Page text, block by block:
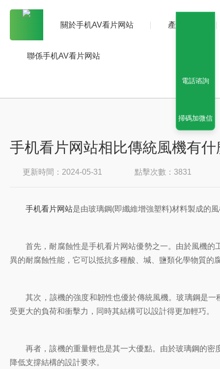
關於手机AV看片网站 產品中心
聯係手机AV看片网站
手机看片网站相比傳統風機有
更新時間：2024-05-31 點擊次數：3831
手机看片网站是由玻璃鋼(即纖維增強塑料)材料製成的
首先，耐腐蝕性是手机看片网站優勢之一。由於風機的
異的耐腐蝕性能，它可以抵抗多種酸、堿、鹽類化學物質
其次，該機的強度和韌性也優於傳統風機。玻璃鋼是一
受更大的負荷和衝擊力，同時其結構可以設計得更加輕巧。
再者，該機的重量輕也是其一大優點。由於玻璃鋼的密
降低支撐結構的設計要求。
電話谘詢
掃碼加微信